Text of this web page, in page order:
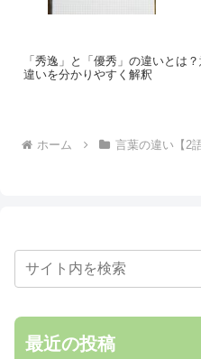
「秀逸」と「優秀」の違いとは
違いを分かりやすく解釈
ホーム 言葉の違い【2語
最近の投稿